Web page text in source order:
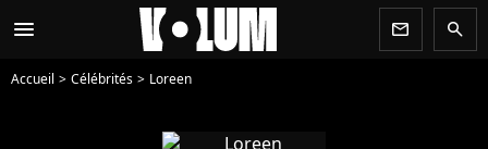
menu newsletter search
Accueil Célébrités Loreen